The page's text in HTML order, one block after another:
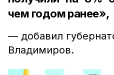
чем годом ранее»,
— добавил
Владимиров.